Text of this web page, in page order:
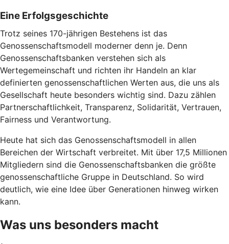
Eine Erfolgsgeschichte
Trotz seines 170-jährigen Bestehens ist das
Genossenschaftsmodell moderner denn je. Denn
Genossenschaftsbanken verstehen sich als
Wertegemeinschaft und richten ihr Handeln an klar
definierten genossenschaftlichen Werten aus, die uns als
Gesellschaft heute besonders wichtig sind. Dazu zählen
Partnerschaftlichkeit, Transparenz, Solidarität, Vertrauen,
Fairness und Verantwortung.
Heute hat sich das Genossenschaftsmodell in allen
Bereichen der Wirtschaft verbreitet. Mit über 17,5 Millionen
Mitgliedern sind die Genossenschaftsbanken die größte
genossenschaftliche Gruppe in Deutschland. So wird
deutlich, wie eine Idee über Generationen hinweg wirken
kann.
Was uns besonders macht